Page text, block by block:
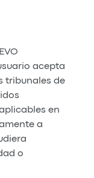
acepta
tribunales de
en
a
o